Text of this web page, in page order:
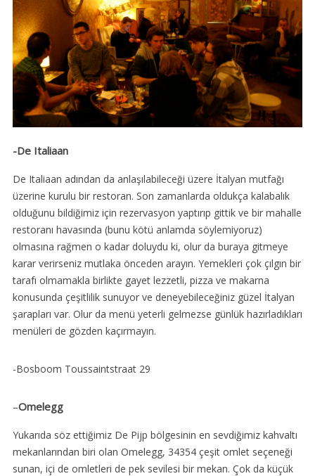
-De Italiaan
De Italiaan adından da anlaşılabileceği üzere İtalyan mutfağı
üzerine kurulu bir restoran. Son zamanlarda oldukça kalabalık
olduğunu bildiğimiz için rezervasyon yaptırıp gittik ve bir mahalle
restoranı havasında (bunu kötü anlamda söylemiyoruz)
olmasına rağmen o kadar doluydu ki, olur da buraya gitmeye
karar verirseniz mutlaka önceden arayın. Yemekleri çok çılgın bir
tarafı olmamakla birlikte gayet lezzetli, pizza ve makarna
konusunda çeşitlilik sunuyor ve deneyebileceğiniz güzel İtalyan
şarapları var. Olur da menü yeterli gelmezse günlük hazırladıkları
menüleri de gözden kaçırmayın.
-Bosboom Toussaintstraat 29
–Omelegg
Yukarıda söz ettiğimiz De Pijp bölgesinin en sevdiğimiz kahvaltı
mekanlarından biri olan Omelegg, 34354 çeşit omlet seçeneği
sunan, içi de omletleri de pek sevilesi bir mekan. Çok da küçük